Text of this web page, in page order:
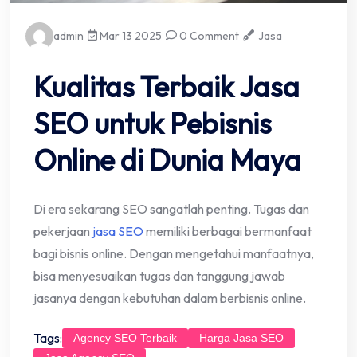
admin Mar 13 2025 0 Comment Jasa
Kualitas Terbaik Jasa
SEO untuk Pebisnis
Online di Dunia Maya
Di era sekarang SEO sangatlah penting. Tugas dan
pekerjaan jasa SEO memiliki berbagai bermanfaat
bagi bisnis online. Dengan mengetahui manfaatnya,
bisa menyesuaikan tugas dan tanggung jawab
jasanya dengan kebutuhan dalam berbisnis online.
Tags: Agency SEO Terbaik
Harga Jasa SEO